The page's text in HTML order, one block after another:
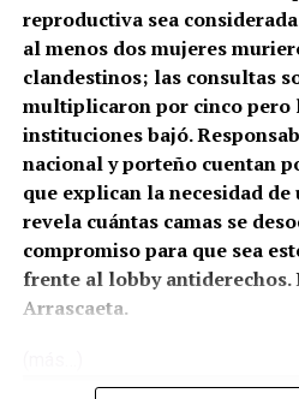
reproductiva sea
al menos dos mujeres
clandestinos; las consultas
multiplicaron por cinco pero
instituciones bajó.
nacional y porteño cuentan
que explican la necesidad de
revela cuántas camas se
compromiso para que sea
frente al lobby antiderechos.
Arrascaeta.